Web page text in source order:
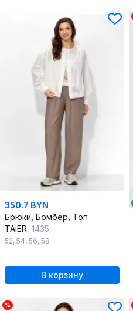
350.7 BYN
Брюки, Бомбер, Топ
TAiER 1435
52, 54, 56, 58
В корзину
%